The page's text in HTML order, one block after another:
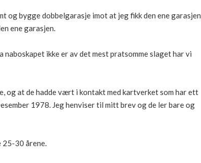
og bygge dobbelgarasje imot at jeg fikk den ene garasjen
ene garasjen.
naboskapet ikke er av det mest pratsomme slaget har vi
og at de hadde vært i kontakt med kartverket som har ett
1978. Jeg henviser til mitt brev og de ler bare og
25-30 årene.